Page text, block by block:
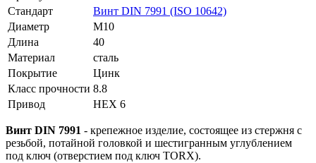
Стандарт
Винт DIN 7991 (ISO 10642)
Диаметр
М10
Длина
40
Материал
сталь
Покрытие
Цинк
Класс прочности 8.8
Привод
HEX 6
Винт DIN 7991 - крепежное изделие, состоящее из стержня с
резьбой, потайной головкой и шестигранным углублением
под ключ (отверстием под ключ TORX).